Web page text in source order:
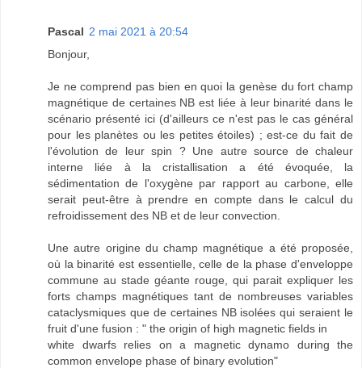
Pascal 2 mai 2021 à 20:54
Bonjour,
Je ne comprend pas bien en quoi la genèse du fort champ
magnétique de certaines NB est liée à leur binarité dans le
scénario présenté ici (d'ailleurs ce n'est pas le cas général
pour les planètes ou les petites étoiles) ; est-ce du fait de
l'évolution de leur spin ? Une autre source de chaleur
interne liée à la cristallisation a été évoquée, la
sédimentation de l'oxygène par rapport au carbone, elle
serait peut-être à prendre en compte dans le calcul du
refroidissement des NB et de leur convection.
Une autre origine du champ magnétique a été proposée,
où la binarité est essentielle, celle de la phase d'enveloppe
commune au stade géante rouge, qui parait expliquer les
forts champs magnétiques tant de nombreuses variables
cataclysmiques que de certaines NB isolées qui seraient le
fruit d'une fusion : " the origin of high magnetic fields in
white dwarfs relies on a magnetic dynamo during the
common envelope phase of binary evolution"